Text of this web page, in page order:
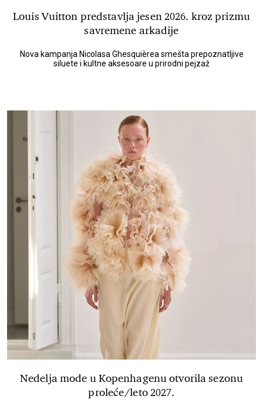
Louis Vuitton predstavlja jesen 2026. kroz prizmu
savremene arkadije
Nova kampanja Nicolasa Ghesquièrea smešta prepoznatljive
siluete i kultne aksesoare u prirodni pejzaž
Nedelja mode u Kopenhagenu otvorila sezonu
proleće/leto 2027.